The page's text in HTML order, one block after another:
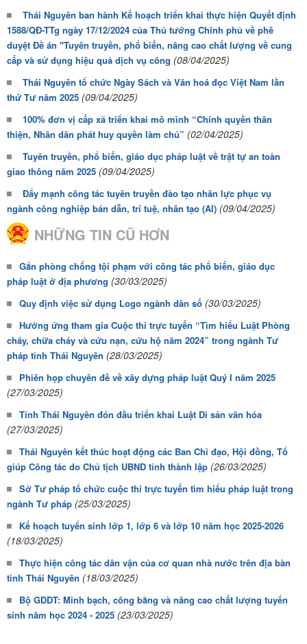
Thái Nguyên ban hành Kế hoạch triển khai thực hiện Quyết định
1588/QĐ-TTg ngày 17/12/2024 của Thủ tướng Chính phủ về phê
duyệt Đề án "Tuyên truyền, phổ biến, nâng cao chất lượng về cung
cấp và sử dụng hiệu quả dịch vụ công (08/04/2025)
Thái Nguyên tổ chức Ngày Sách và Văn hoá đọc Việt Nam lần
thứ Tư năm 2025 (09/04/2025)
100% đơn vị cấp xã triển khai mô mình “Chính quyền thân
thiện, Nhân dân phát huy quyền làm chủ” (02/04/2025)
Tuyên truyền, phổ biến, giáo dục pháp luật về trật tự an toàn
giao thông năm 2025 (09/04/2025)
Đẩy mạnh công tác tuyên truyền đào tạo nhân lực phục vụ
ngành công nghiệp bán dẫn, trí tuệ, nhân tạo (AI) (09/04/2025)
NHỮNG TIN CŨ HƠN
Gắn phòng chống tội phạm với công tác phổ biến, giáo dục
pháp luật ở địa phương (30/03/2025)
Quy định việc sử dụng Logo ngành dân số (30/03/2025)
Hưởng ứng tham gia Cuộc thi trực tuyến “Tìm hiểu Luật Phòng
cháy, chữa cháy và cứu nạn, cứu hộ năm 2024” trong ngành Tư
pháp tỉnh Thái Nguyên (28/03/2025)
Phiên họp chuyên đề về xây dựng pháp luật Quý I năm 2025
(27/03/2025)
Tỉnh Thái Nguyên đón đầu triển khai Luật Di sản văn hóa
(27/03/2025)
Thái Nguyên kết thúc hoạt động các Ban Chỉ đạo, Hội đồng, Tổ
giúp Công tác do Chủ tịch UBND tỉnh thành lập (26/03/2025)
Sở Tư pháp tổ chức cuộc thi trực tuyến tìm hiểu pháp luật trong
ngành Tư pháp (25/03/2025)
Kế hoạch tuyển sinh lớp 1, lớp 6 và lớp 10 năm học 2025-2026
(18/03/2025)
Thực hiện công tác dân vận của cơ quan nhà nước trên địa bàn
tỉnh Thái Nguyên (18/03/2025)
Bộ GDDT: Minh bạch, công bằng và nâng cao chất lượng tuyển
sinh năm học 2024 - 2025 (23/03/2025)